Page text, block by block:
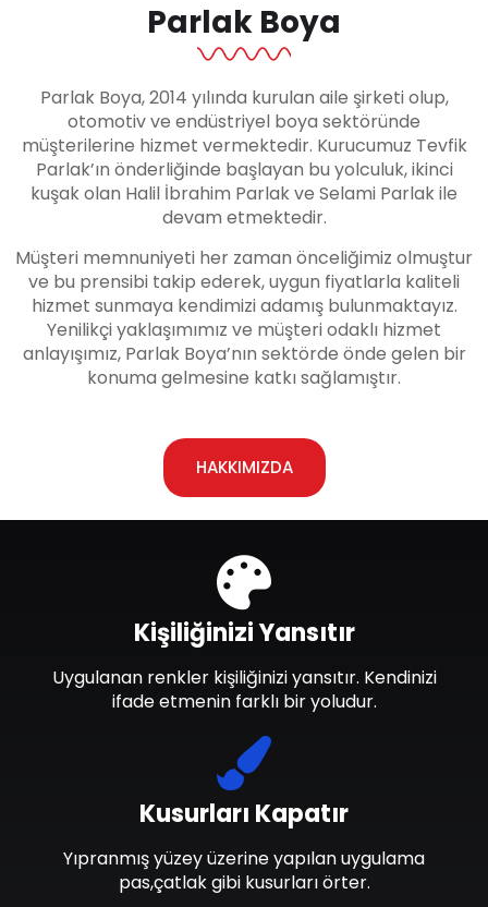
Parlak Boya
Parlak Boya, 2014 yılında kurulan aile şirketi olup,
otomotiv ve endüstriyel boya sektöründe
müşterilerine hizmet vermektedir. Kurucumuz Tevfik
Parlak’ın önderliğinde başlayan bu yolculuk, ikinci
kuşak olan Halil İbrahim Parlak ve Selami Parlak ile
devam etmektedir.
Müşteri memnuniyeti her zaman önceliğimiz olmuştur
ve bu prensibi takip ederek, uygun fiyatlarla kaliteli
hizmet sunmaya kendimizi adamış bulunmaktayız.
Yenilikçi yaklaşımımız ve müşteri odaklı hizmet
anlayışımız, Parlak Boya’nın sektörde önde gelen bir
konuma gelmesine katkı sağlamıştır.
HAKKIMIZDA
Kusurları Kapatır
Yıpranmış yüzey üzerine yapılan uygulama
pas,çatlak gibi kusurları örter.
Kişiliğinizi Yansıtır
Uygulanan renkler kişiliğinizi yansıtır. Kendinizi
ifade etmenin farklı bir yoludur.